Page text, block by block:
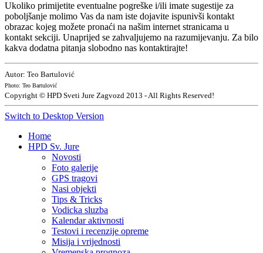
Ukoliko primijetite eventualne pogreške i/ili imate sugestije za
poboljšanje molimo Vas da nam iste dojavite ispunivši kontakt
obrazac kojeg možete pronaći na našim internet stranicama u
kontakt sekciji. Unaprijed se zahvaljujemo na razumijevanju. Za bilo
kakva dodatna pitanja slobodno nas kontaktirajte!
Autor: Teo Bartulović
Photo: Teo Bartulović
Copyright © HPD Sveti Jure Zagvozd 2013 - All Rights Reserved!
Switch to Desktop Version
Home
HPD Sv. Jure
Novosti
Foto galerije
GPS tragovi
Nasi objekti
Tips & Tricks
Vodicka sluzba
Kalendar aktivnosti
Testovi i recenzije opreme
Misija i vrijednosti